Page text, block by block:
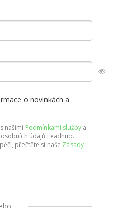
o novinkách a
našimi Podmínkami služby a
údajů Leadhub.
přečtěte si naše Zásady